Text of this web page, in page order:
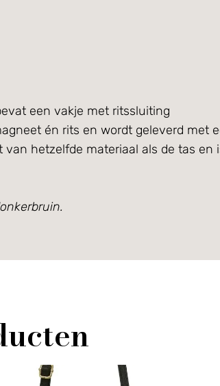
een vakje met ritssluiting
én rits en wordt geleverd met
hetzelfde materiaal als de tas en